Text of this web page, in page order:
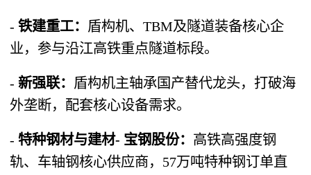
-铁建重工： 盾构机、TBM及隧道装备核心企
业，参与沿江高铁重点隧道标段。
-新强联： 盾构机主轴承国产替代龙头，打破海
外垄断，配套核心设备需求。
-特种钢材与建材- 宝钢股份： 高铁高强度钢
轨、车轴钢核心供应商，57万吨特种钢订单直